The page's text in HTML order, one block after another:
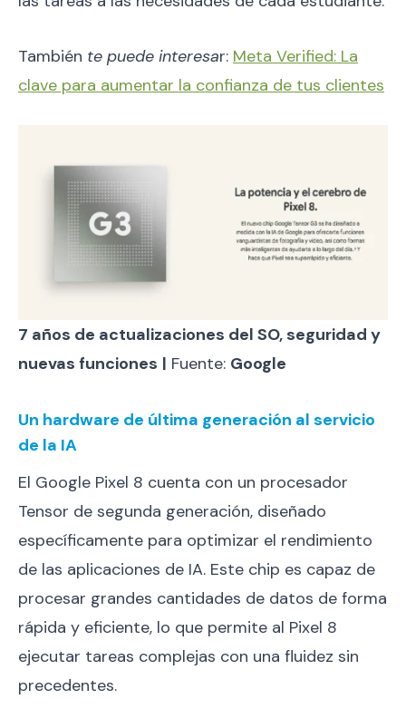
También te puede interesar: Meta Verified: La
clave para aumentar la confianza de tus clientes
7 años de actualizaciones del SO, seguridad y
nuevas funciones | Fuente: Google
Un hardware de última generación al servicio
de la IA
El Google Pixel 8 cuenta con un procesador
Tensor de segunda generación, diseñado
específicamente para optimizar el rendimiento
de las aplicaciones de IA. Este chip es capaz de
procesar grandes cantidades de datos de forma
rápida y eficiente, lo que permite al Pixel 8
ejecutar tareas complejas con una fluidez sin
precedentes.